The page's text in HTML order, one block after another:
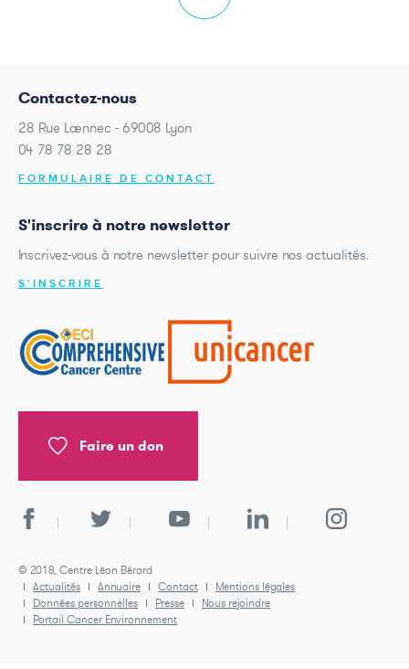
Contactez-nous
28 Rue Laennec - 69008 Lyon
04 78 78 28 28
FORMULAIRE DE CONTACT
S'inscrire à notre newsletter
Inscrivez-vous à notre newsletter pour suivre nos actualités.
S'INSCRIRE
Faire un don
© 2018, Centre Léon Bérard
Actualités
Annuaire Contact
Mentions légales
Données personnelles
Presse
Nous rejoindre
Portail Cancer Environnement